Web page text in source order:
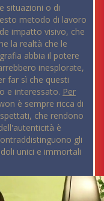
situazioni o di
metodo di lavoro
impatto visivo, che
la realtà che le
abbia il potere
inesplorate,
far sì che questi
e interessato. Per
è sempre ricca di
che rendono
è
gli
unici e immortali